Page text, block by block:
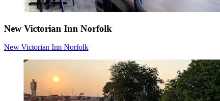
New Victorian Inn Norfolk
New Victorian Inn Norfolk